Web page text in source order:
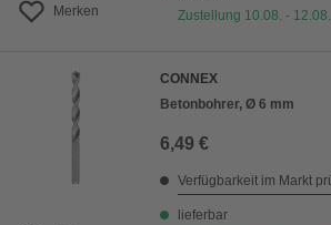
Merken
Zustellung 10.08. - 12.08.
CONNEX
Betonbohrer, Ø 6 mm
6,49 €
Verfügbarkeit im Markt
lieferbar